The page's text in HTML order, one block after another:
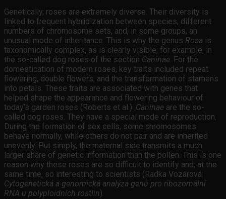
Genetically, roses are extremely diverse. Their diversity is
linked to frequent hybridization between species, different
numbers of chromosome sets, and, in some groups, an
unusual mode of inheritance. This is why the genus Rosa is
taxonomically complex, as is clearly visible, for example, in
the so-called dog roses of the section Caninae. For the
domestication of modern roses, key traits included repeat
flowering, double flowers, and the transformation of stamens
into petals. These traits are associated with genes that
helped shape the appearance and flowering behaviour of
today’s garden roses (Roberts et al.). Caninae are the so-
called dog roses. They have a special mode of reproduction.
During the formation of sex cells, some chromosomes
behave normally, while others do not pair and are inherited
unevenly. Put simply, the maternal side transmits a much
larger share of genetic information than the pollen. This is one
reason why these roses are so difficult to identify and, at the
same time, so interesting to scientists (Radka Vozárová:
Cytogenetická a genomická analýza genů pro ribozomální
RNA u polyploidních rostlin).